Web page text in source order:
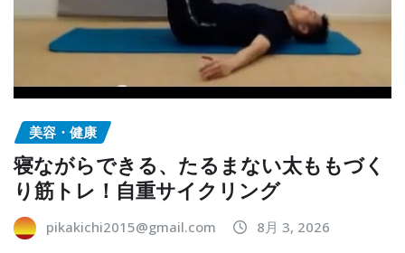
美容・健康
寝ながらできる、たるまない太ももづく
り筋トレ！自重サイクリング
pikakichi2015@gmail.com 8月 3, 2026